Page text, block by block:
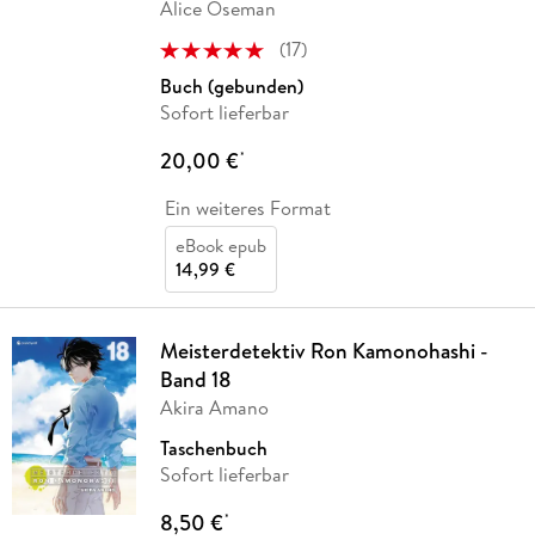
Alice Oseman
(17)
Buch (gebunden)
Sofort lieferbar
20,00 €*
Ein weiteres Format
eBook epub
14,99 €
Meisterdetektiv Ron Kamonohashi -
Band 18
Akira Amano
Taschenbuch
Sofort lieferbar
8,50 €*